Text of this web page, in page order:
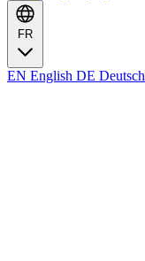
FR
EN English DE Deutsch